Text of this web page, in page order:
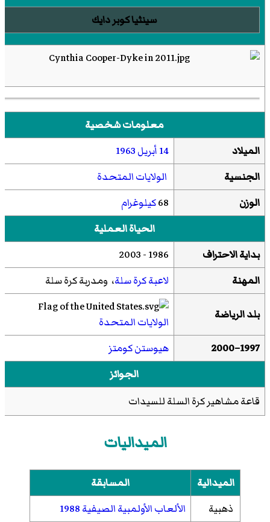
سينثيا كوبر دايك
معلومات شخصية
الميلاد
14 أبريل
1963
الجنسية
الولايات المتحدة
الوزن
68كيلوغرام
الحياة العملية
بداية الاحتراف
1986 - 2003
المهنة
لاعبة كرة سلة، ومدربة كرة سلة
بلد الرياضة
الولايات المتحدة
1997–2000
هيوستن كومتز
الجوائز
قاعة مشاهير كرة السلة للسيدات
الميداليات
الميدالية
المسابقة
ذهبية
الألعاب الأولمبية الصيفية 1988